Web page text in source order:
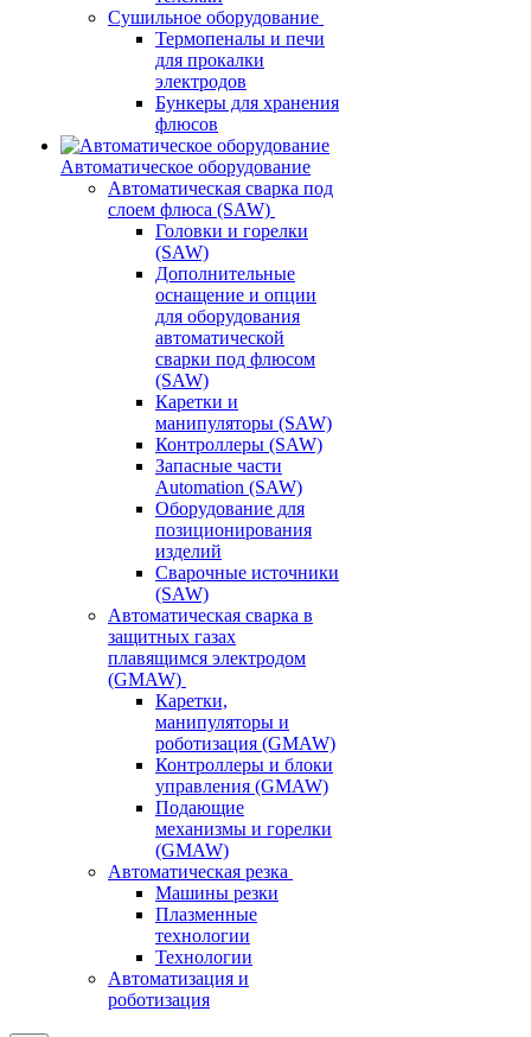
Сушильное оборудование
Термопеналы и печи
для прокалки
электродов
Бункеры для хранения
флюсов
Автоматическое оборудование
Автоматическая сварка под
слоем флюса (SAW)
Головки и горелки
(SAW)
Дополнительные
оснащение и опции
для оборудования
автоматической
сварки под флюсом
(SAW)
Каретки и
манипуляторы (SAW)
Контроллеры (SAW)
Запасные части
Automation (SAW)
Оборудование для
позиционирования
изделий
Сварочные источники
(SAW)
Автоматическая сварка в
защитных газах
плавящимся электродом
(GMAW)
Каретки,
манипуляторы и
роботизация (GMAW)
Контроллеры и блоки
управления (GMAW)
Подающие
механизмы и горелки
(GMAW)
Автоматическая резка
Машины резки
Плазменные
технологии
Технологии
Автоматизация и
роботизация